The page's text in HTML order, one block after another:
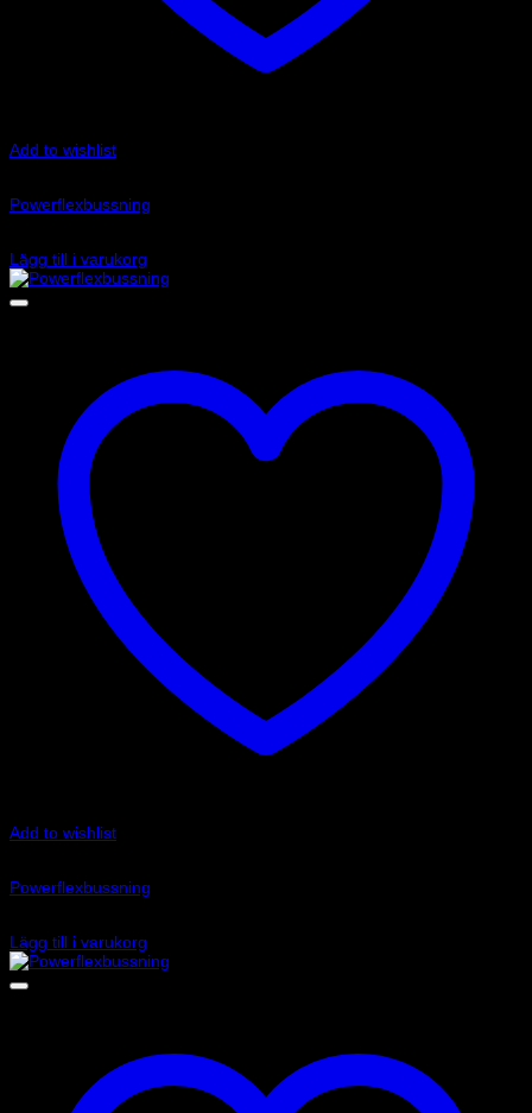
Add to wishlist
Powerflexbussning
Lägg till i varukorg
Add to wishlist
Powerflexbussning
Lägg till i varukorg